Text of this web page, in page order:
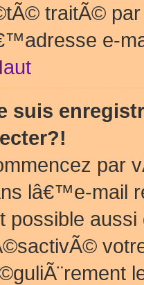
traitÃ© par
e-
suis
par
lâ€™e-mail
possible